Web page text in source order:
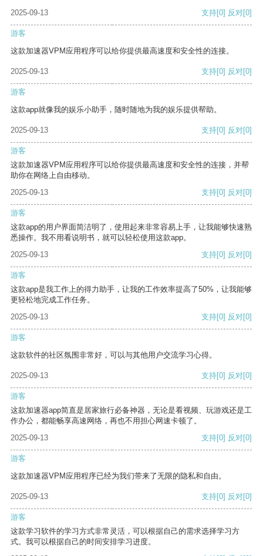
2025-09-13 支持[0] 反对[0]
游客
这款加速器VPM应用程序可以给你提供最高速度和安全性的连接。
2025-09-13 支持[0] 反对[0]
游客
这款app就像我的娱乐小助手，随时随地为我的娱乐提供帮助。
2025-09-13 支持[0] 反对[0]
游客
这款加速器VPM应用程序可以给你提供最高速度和安全性的连接，并帮
助你在网络上自由移动。
2025-09-13
支持[0] 反对[0]
游客
这款app的用户界面简洁明了，使用起来非常容易上手，让我能够快速熟
悉操作。我不用看说明书，就可以轻松使用这款app。
2025-09-13
支持[0] 反对[0]
游客
这款app是我工作上的得力助手，让我的工作效率提高了50%，让我能够
更轻松地完成工作任务。
2025-09-13
支持[0] 反对[0]
游客
这款软件的社区氛围非常好，可以与其他用户交流学习心得。
2025-09-13 支持[0] 反对[0]
游客
这款加速器app简直是居家旅行必备神器，无论是看视频、玩游戏还是工
作办公，都能畅享高速网络，再也不用担心网速卡顿了。
2025-09-13
支持[0] 反对[0]
游客
这款加速器VPM应用程序已经为我们带来了无限的隐私和自由。
2025-09-13 支持[0] 反对[0]
游客
这款学习软件的学习方式非常灵活，可以根据自己的需求选择学习方
式。我可以根据自己的时间安排学习进度。